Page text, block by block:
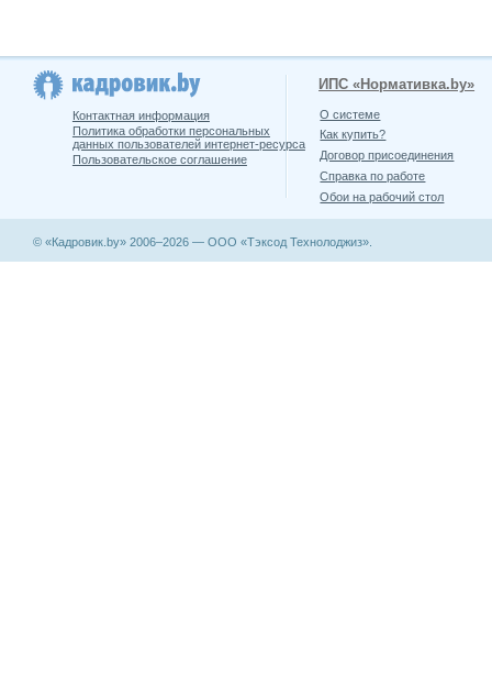
Контактная информация
Политика обработки персональных
данных пользователей интернет-ресурса
Пользовательское соглашение
ИПС «Нормативка.by»
О системе
Как купить?
Договор присоединения
Справка по работе
Обои на рабочий стол
© «Кадровик.by» 2006–2026 — ООО «Тэксод Технолоджиз».